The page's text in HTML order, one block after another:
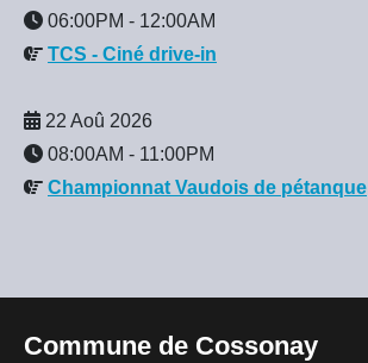
06:00PM - 12:00AM
TCS - Ciné drive-in
22 Aoû 2026
08:00AM - 11:00PM
Championnat Vaudois de pétanque
Commune de Cossonay